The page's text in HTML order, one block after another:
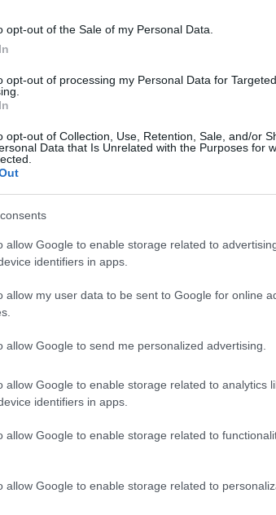
opt-out of the Sale of my Personal Data.
opt-out of processing my Personal Data for Targeted
opt-out of Collection, Use, Retention, Sale, and/or
Data that Is Unrelated with the Purposes for
allow Google to enable storage related to
identifiers in apps.
allow my user data to be sent to Google for online
allow Google to send me personalized advertising.
allow Google to enable storage related to analytics
identifiers in apps.
allow Google to enable storage related to
allow Google to enable storage related to
suministrará componentes electrónicos de toda
eléctrica que se hará en EEUU.Mañana
VE con el que la industria americana por fin
fabricantes independientes a la hegemonía
fabricarse hacia finales de este año y cuando
una de estas estaciones de carga
trabajando en el desarrollo de la mejor
para menos, están diseñando los surtidores
quieres leer más sobre vehículos
JAPÓN LITIO LOGO MINI